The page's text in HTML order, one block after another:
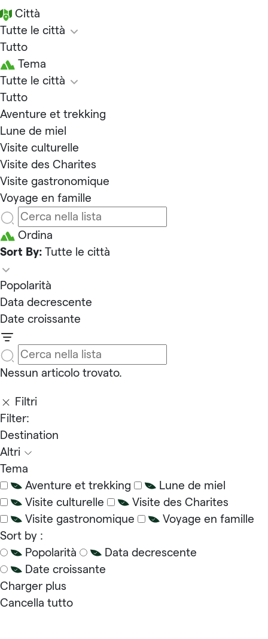
Città
Tutte le città
Tutto
Tema
Tutte le città
Tutto
Aventure et trekking
Lune de miel
Visite culturelle
Visite des Charites
Visite gastronomique
Voyage en famille
Ordina
Sort By: Tutte le città
Popolarità
Data decrescente
Date croissante
Nessun articolo trovato.
Filtri
Filter:
Destination
Altri
Tema
Aventure et trekking
Lune de miel
Visite culturelle
Visite des Charites
Visite gastronomique
Voyage en famille
Sort by :
Popolarità
Data decrescente
Date croissante
Charger plus
Cancella tutto